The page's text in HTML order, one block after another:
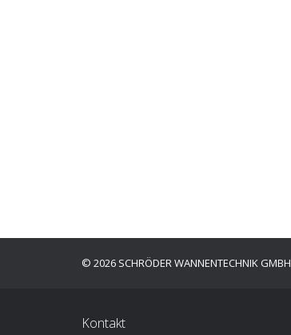
© 2026 SCHRÖDER WANNENTECHNIK GMBH
Kontakt